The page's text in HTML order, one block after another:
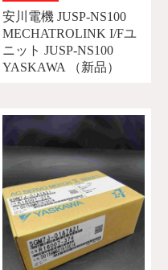
安川電機 JUSP-NS100
MECHATROLINK I/Fユ
ニット JUSP-NS100
YASKAWA （新品）